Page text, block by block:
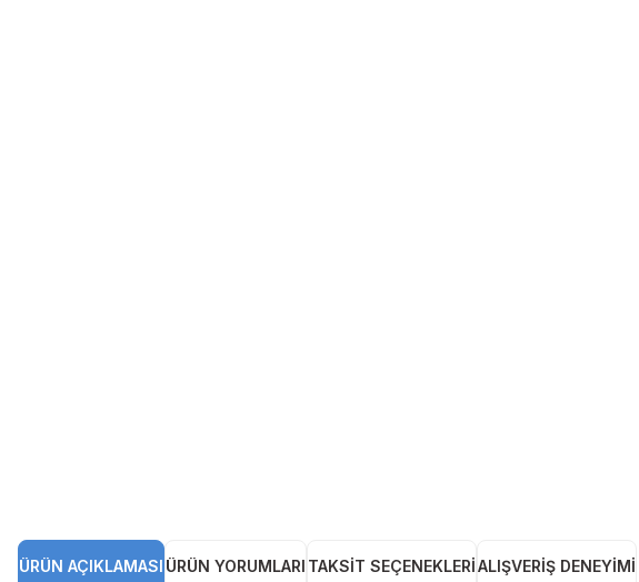
ÜRÜN AÇIKLAMASI ÜRÜN YORUMLARI TAKSIT SEÇENEKLERIALIŞVERIŞ DENEYIMI